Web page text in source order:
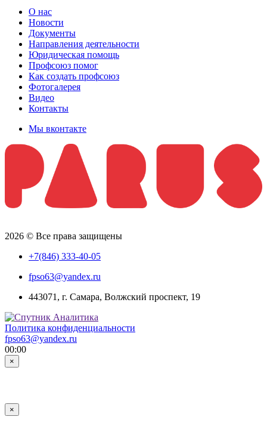
О нас
Новости
Документы
Направления деятельности
Юридическая помощь
Профсоюз помог
Как создать профсоюз
Фотогалерея
Видео
Контакты
Мы вконтакте
2026 © Все права защищены
+7(846) 333-40-05
fpso63@yandex.ru
443071, г. Самара, Волжский проспект, 19
Политика конфиденциальности
fpso63@yandex.ru
00:00
×
×